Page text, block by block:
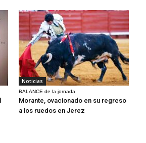
Noticias
BALANCE de la jornada
Morante, ovacionado en su regreso
a los ruedos en Jerez